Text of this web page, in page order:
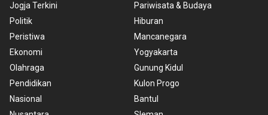
Jogja Terkini
Politik
Peristiwa
Ekonomi
Olahraga
Pendidikan
Nasional
Pariwisata & Budaya
Hiburan
Mancanegara
Yogyakarta
Gunung Kidul
Kulon Progo
Bantul